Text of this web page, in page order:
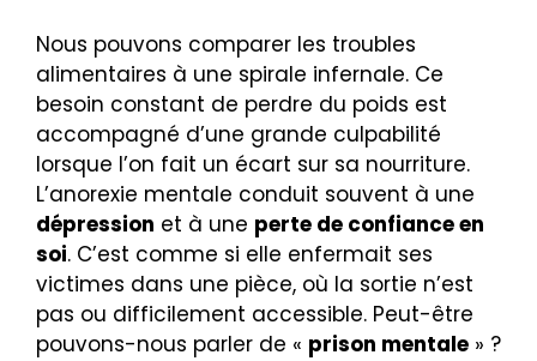
Nous pouvons comparer les troubles
alimentaires à une spirale infernale. Ce
besoin constant de perdre du poids est
accompagné d’une grande culpabilité
lorsque l’on fait un écart sur sa nourriture.
L’anorexie mentale conduit souvent à une
dépression et à une perte de confiance en
soi. C’est comme si elle enfermait ses
victimes dans une pièce, où la sortie n’est
pas ou difficilement accessible. Peut-être
pouvons-nous parler de « prison mentale » ?